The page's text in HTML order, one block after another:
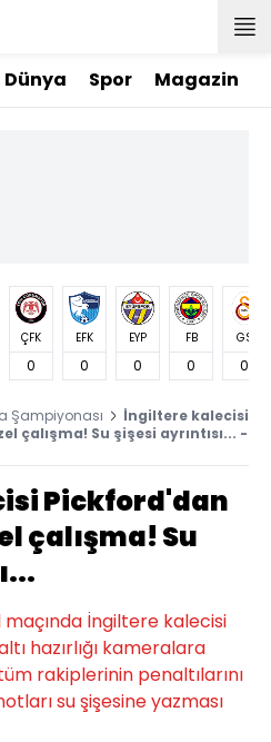
Dünya Spor Magazin
ÇFK
0
EFK
0
EYP
0
FB
0
GS
0
Şampiyonası
İngiltere kalecisi
çalışma! Su şişesi ayrıntısı... -
Pickford'dan
çalışma! Su
İngiltere kalecisi
hazırlığı kameralara
rakiplerinin penaltılarını
su şişesine yazması